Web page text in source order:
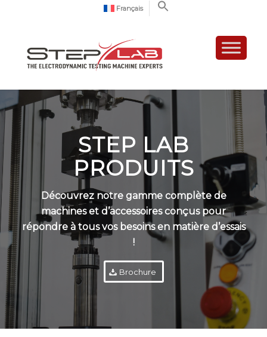
Français
STEP LAB
PRODUITS
Découvrez notre gamme complète de
machines et d’accessoires conçus pour
répondre à tous vos besoins en matière d’essais
!
Brochure